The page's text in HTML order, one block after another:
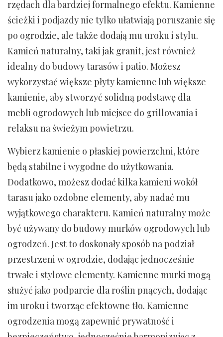
rzędach dla bardziej formalnego efektu. Kamienne
ścieżki i podjazdy nie tylko ułatwiają poruszanie się
po ogrodzie, ale także dodają mu uroku i stylu.
Kamień naturalny, taki jak granit, jest również
idealny do budowy tarasów i patio. Możesz
wykorzystać większe płyty kamienne lub większe
kamienie, aby stworzyć solidną podstawę dla
mebli ogrodowych lub miejsce do grillowania i
relaksu na świeżym powietrzu.
Wybierz kamienie o płaskiej powierzchni, które
będą stabilne i wygodne do użytkowania.
Dodatkowo, możesz dodać kilka kamieni wokół
tarasu jako ozdobne elementy, aby nadać mu
wyjątkowego charakteru. Kamień naturalny może
być używany do budowy murków ogrodowych lub
ogrodzeń. Jest to doskonały sposób na podział
przestrzeni w ogrodzie, dodając jednocześnie
trwałe i stylowe elementy. Kamienne murki mogą
służyć jako podparcie dla roślin pnących, dodając
im uroku i tworząc efektowne tło. Kamienne
ogrodzenia mogą zapewnić prywatność i